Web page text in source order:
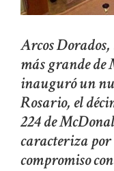
Arcos
más grande de
inauguró un
Rosario, el
224 de
caracteriza por
compromiso